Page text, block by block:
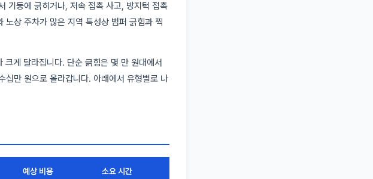
기둥에 긁히거나, 저속 접촉 사고, 방지턱 접촉
노상 주차가 많은 지역 특성상 범퍼 긁힘과 찍
게 달라집니다. 단순 긁힘은 몇 만 원대에서
십만 원으로 올라갑니다. 아래에서 유형별로 나
예상 비용 소요 시간